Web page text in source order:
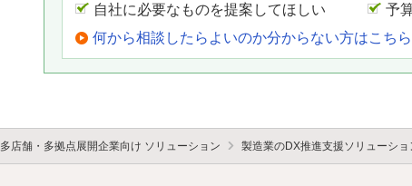
自社に必要なものを提案してほしい
予
何から相談したらよいのか分からない方はこち
多店舗・多拠点展開企業向け ソリューション 製造業のDX推進支援ソリューショ